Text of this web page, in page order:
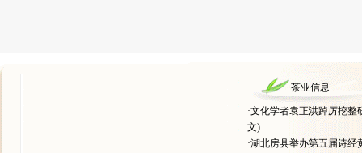
茶业信息
·文化学者袁正洪踔厉挖整
文)
·湖北房县举办第五届诗经